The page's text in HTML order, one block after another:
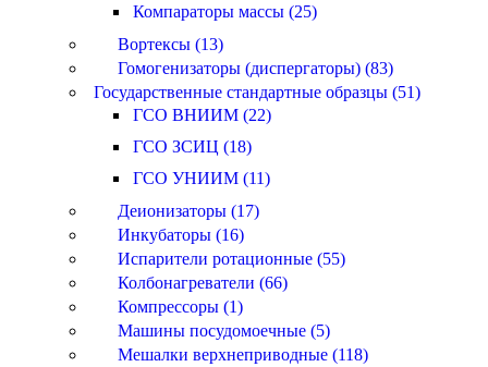
Компараторы массы (25)
Вортексы (13)
Гомогенизаторы (диспергаторы) (83)
Государственные стандартные образцы (51)
ГСО ВНИИМ (22)
ГСО ЗСИЦ (18)
ГСО УНИИМ (11)
Деионизаторы (17)
Инкубаторы (16)
Испарители ротационные (55)
Колбонагреватели (66)
Компрессоры (1)
Машины посудомоечные (5)
Мешалки верхнеприводные (118)